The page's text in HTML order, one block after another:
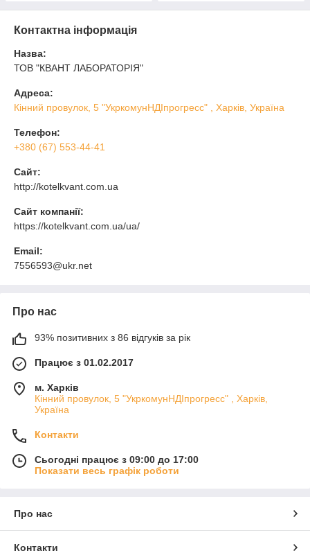
Контактна інформація
Назва:
ТОВ "КВАНТ ЛАБОРАТОРІЯ"
Адреса:
Кінний провулок, 5 "УкркомунНДІпрогресс" , Харків, Україна
Телефон:
+380 (67) 553-44-41
Сайт:
http://kotelkvant.com.ua
Сайт компанії:
https://kotelkvant.com.ua/ua/
Email:
7556593@ukr.net
Про нас
93% позитивних з 86 відгуків за рік
Працює з 01.02.2017
м. Харків
Кінний провулок, 5 "УкркомунНДІпрогресс" , Харків,
Україна
Контакти
Сьогодні працює з 09:00 до 17:00
Показати весь графік роботи
Про нас
Контакти